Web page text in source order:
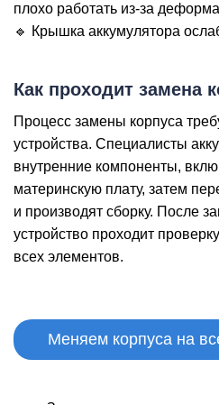
плохо работать из-за
🔹 Крышка аккумулятора
Как проходит замена
Процесс замены корпуса
устройства. Специалисты
внутренние компоненты,
материнскую плату, затем
и производят сборку. После
устройство проходит
всех элементов.
Меняем корпуса на